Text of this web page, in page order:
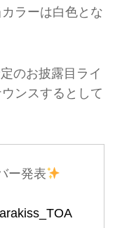
ラーは白色とな
のお披露目ライ
ンスするとして
ー発表